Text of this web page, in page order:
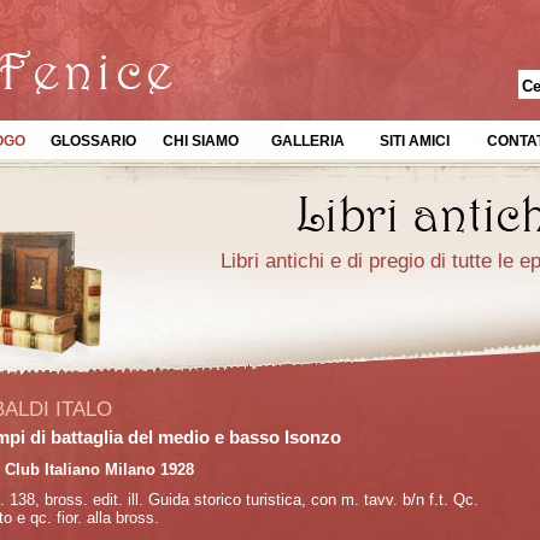
GLOSSARIO CHI SIAMO GALLERIA SITI AMICI
Libri antichi e di pregio di tutte le
ITALO
di battaglia del medio e basso Isonzo
Italiano Milano 1928
138, bross. edit. ill. Guida storico turistica, con m. tavv. b/n f.t. Qc.
e qc. fior. alla bross.